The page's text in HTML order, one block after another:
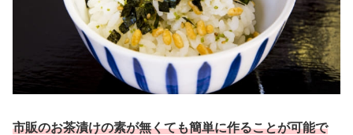
市販のお茶漬けの素が無くても簡単に作ることが可能で